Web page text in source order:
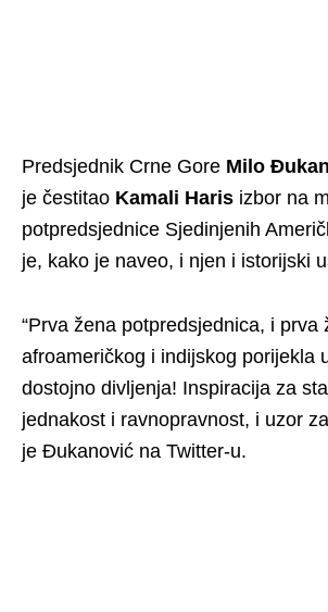
Predsjednik Crne Gore Milo
je čestitao Kamali Haris izbor na
potpredsjednice Sjedinjenih
je, kako je naveo, i njen i istorijski
“Prva žena potpredsjednica, i prva
afroameričkog i indijskog porijekla
dostojno divljenja! Inspiracija za
jednakost i ravnopravnost, i uzor
je Đukanović na Twitter-u.